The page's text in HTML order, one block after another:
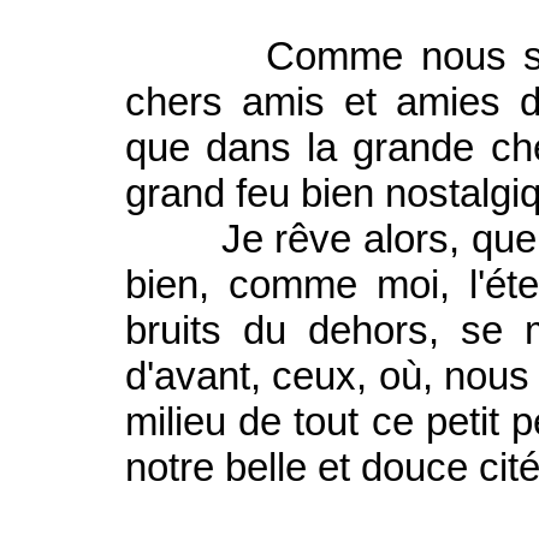
Comme nous
chers amis et amies
que dans la grande
grand feu bien
Je rêve alors, que
bien, comme moi,
bruits du dehors, se
d'avant, ceux, où,
milieu de tout ce petit
notre belle et douce